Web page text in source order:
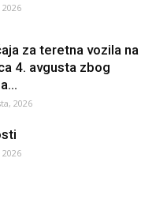
2026
za teretna vozila na
4. avgusta zbog
2026